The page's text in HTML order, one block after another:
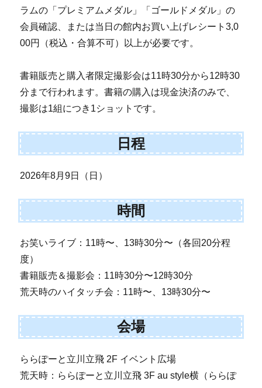
ラムの「プレミアムメダル」「ゴールドメダル」の
会員確認、または当日の館内お買い上げレシート3,0
00円（税込・合算不可）以上が必要です。
書籍販売と購入者限定撮影会は11時30分から12時30
分まで行われます。書籍の購入は現金決済のみで、
撮影は1組につき1ショットです。
日程
2026年8月9日（日）
時間
お笑いライブ：11時〜、13時30分〜（各回20分程
度）
書籍販売＆撮影会：11時30分〜12時30分
荒天時のハイタッチ会：11時〜、13時30分〜
会場
ららぽーと立川立飛 2F イベント広場
荒天時：ららぽーと立川立飛 3F au style横（ららぽ